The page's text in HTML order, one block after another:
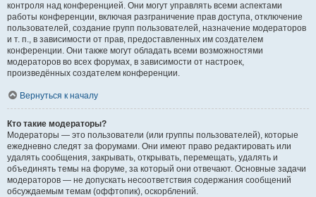
контроля над конференцией. Они могут управлять всеми аспектами
работы конференции, включая разграничение прав доступа, отключение
пользователей, создание групп пользователей, назначение модераторов
и т. п., в зависимости от прав, предоставленных им создателем
конференции. Они также могут обладать всеми возможностями
модераторов во всех форумах, в зависимости от настроек,
произведённых создателем конференции.
Вернуться к началу
Кто такие модераторы?
Модераторы — это пользователи (или группы пользователей), которые
ежедневно следят за форумами. Они имеют право редактировать или
удалять сообщения, закрывать, открывать, перемещать, удалять и
объединять темы на форуме, за который они отвечают. Основные задачи
модераторов — не допускать несоответствия содержания сообщений
обсуждаемым темам (оффтопик), оскорблений.